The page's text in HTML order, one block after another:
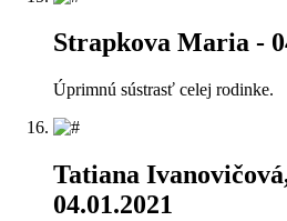
Strapkova Maria -
Úprimnú sústrasť celej rodinke.
Tatiana
04.01.2021